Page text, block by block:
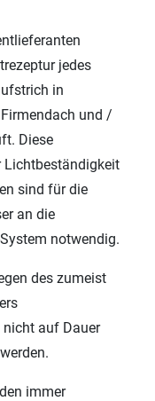
jedes
in
und /
Diese
Lichtbeständigkeit
sind für die
an die
notwendig.
des zumeist
auf Dauer
immer